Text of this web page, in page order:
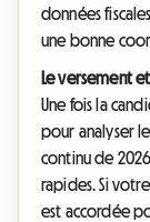
données
une bonne
Le versement
Une fois la
pour analyser
continu de
rapides. Si
est accordée